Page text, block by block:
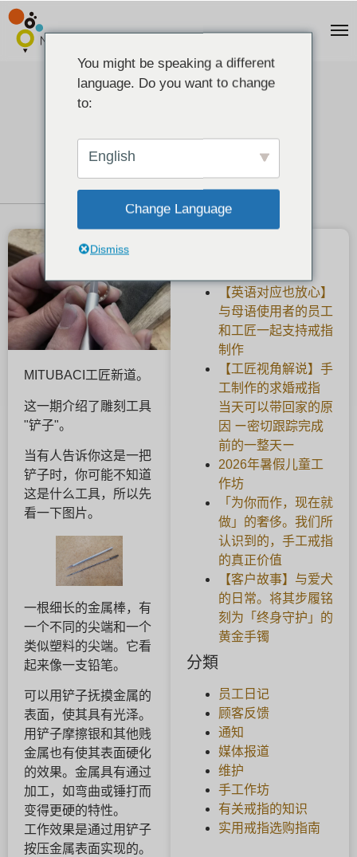
关于雕刻用的铲子和工具的故事
MITUBACI工匠新道。
这一期介绍了雕刻工具
"铲子"。
当有人告诉你这是一把
铲子时，你可能不知道
这是什么工具，所以先
看一下图片。
一根细长的金属棒，有
一个不同的尖端和一个
类似塑料的尖端。它看
起来像一支铅笔。
可以用铲子抚摸金属的
表面，使其具有光泽。
用铲子摩擦银和其他贱
金属也有使其表面硬化
的效果。金属具有通过
加工，如弯曲或锤打而
变得更硬的特性。
工作效果是通过用铲子
按压金属表面实现的。
【英语对应也放心】
与母语使用者的员工
和工匠一起支持戒指
制作
【工匠视角解说】手
工制作的求婚戒指
当天可以带回家的原
因 ー密切跟踪完成
前的一整天ー
2026年暑假儿童工
作坊
「为你而作，现在就
做」的奢侈。我们所
认识到的，手工戒指
的真正价值
【客户故事】与爱犬
的日常。将其步履铭
刻为「终身守护」的
黄金手镯
分類
员工日记
顾客反馈
通知
媒体报道
维护
手工作坊
有关戒指的知识
实用戒指选购指南
You might be speaking a different
language. Do you want to change
to:
English
Change Language
Dismiss